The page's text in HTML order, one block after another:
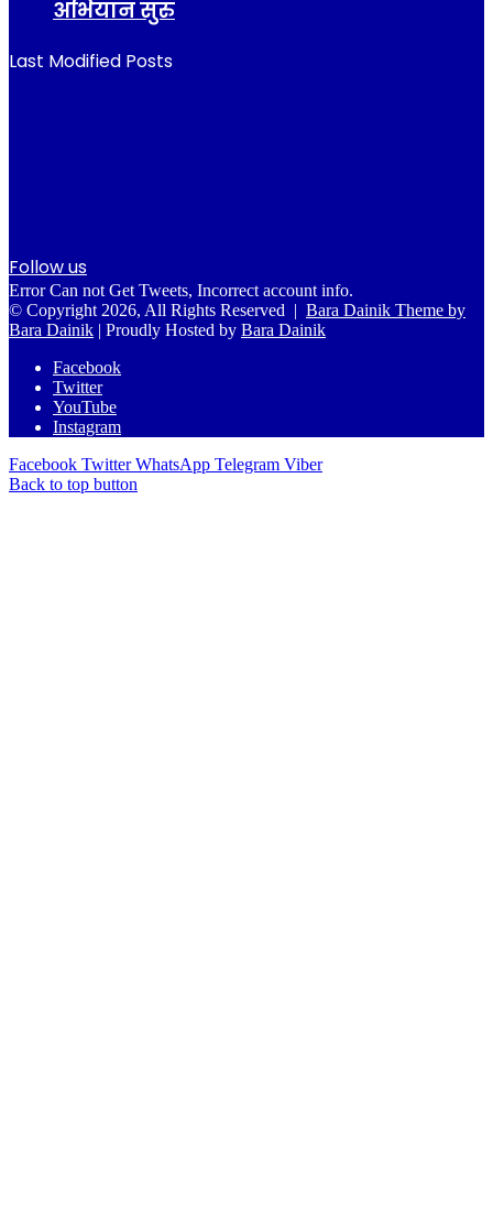
अभियान सुरु
Last Modified Posts
Follow us
Error Can not Get Tweets, Incorrect account info.
© Copyright 2026, All Rights Reserved | Bara Dainik Theme by
Bara Dainik | Proudly Hosted by Bara Dainik
Facebook
Twitter
YouTube
Instagram
Facebook Twitter WhatsApp Telegram Viber
Back to top button